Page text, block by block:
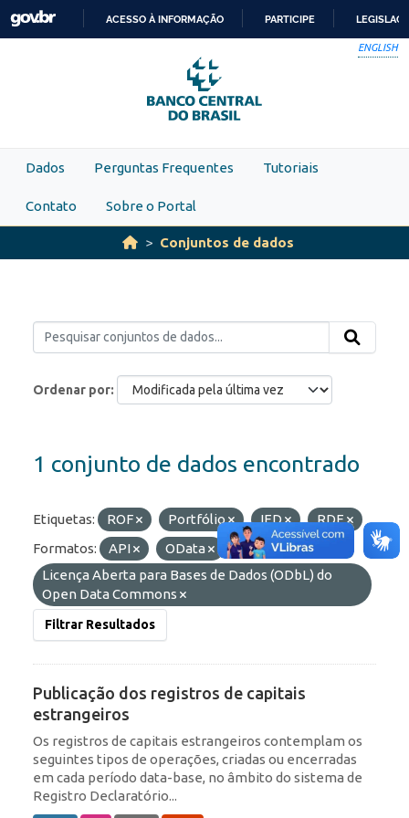
Skip to main content
PARA
O
CONTEÚDO
ACESSO À INFORMAÇÃO PARTICIPE
ENGLISH
Dados Perguntas Frequentes Tutoriais
Contato Sobre o Portal
Conjuntos de dados
Ordenar por
1 conjunto de dados encontrado
Etiquetas: ROF Portfólio IED
RDE
Formatos:
API OData
Licenças:
Licença Aberta para Bases de Dados (ODbL) do
Open Data Commons
Filtrar Resultados
Publicação dos registros de capitais
estrangeiros
Os registros de capitais estrangeiros contemplam os
seguintes tipos de operações, criadas ou encerradas
em cada período data-base, no âmbito do sistema de
Registro Declaratório...